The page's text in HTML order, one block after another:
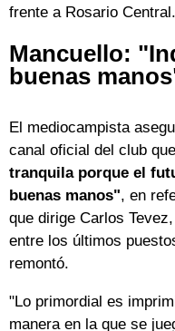
frente a Rosario Central.
Mancuello:
buenas
El mediocampista
canal oficial del club que
tranquila porque el
buenas manos", en
que dirige Carlos
entre los últimos
remontó.
"Lo primordial es
manera en la que se